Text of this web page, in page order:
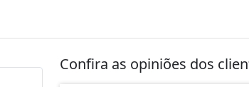
Confira as opiniões dos